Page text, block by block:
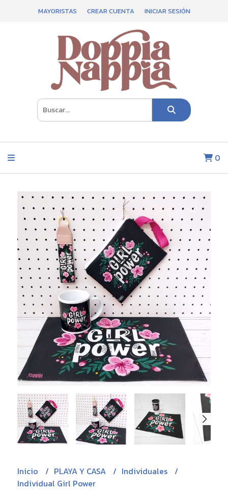
MAYORISTAS CREAR CUENTA INICIAR SESIÓN
0
Inicio PLAYA Y CASA
Individuales
Individual Girl Power